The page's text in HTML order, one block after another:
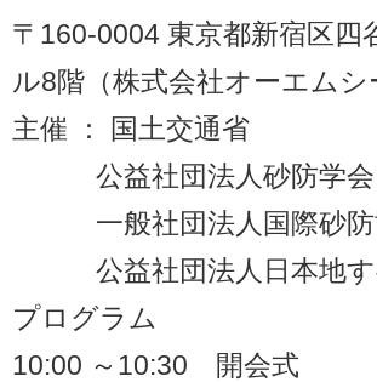
〒160-0004 東京都新宿区
ル8階（株式会社オーエムシ
主催 ： 国土交通省
公益社団法人砂防学
一般社団法人国際砂防
公益社団法人日本地す
プログラム
10:00 ～10:30 開会式